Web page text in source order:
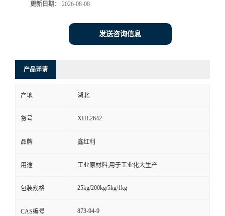
更新日期： 2026-08-08
发送咨询信息
产品详请
产地 湖北
货号 XHL2642
品牌 鑫红利
用途 工业原材料,用于工业化大生产
包装规格 25kg/200kg/5kg/1kg
CAS编号 873-94-9